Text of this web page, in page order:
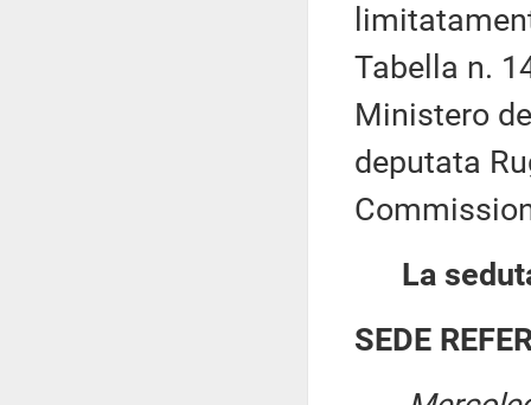
Tabella n.
Ministero
deputata
La
SEDE